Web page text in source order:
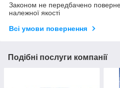
Законом не передбачено
належної якості
Всі умови повернення
Подібні послуги компанії